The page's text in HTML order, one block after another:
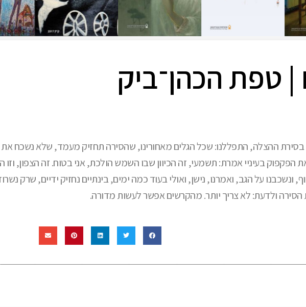
טפת הכהן־ביק
בסירת ההצלה, התפללנו: שכל הגלים מאחורינו, שהסירה תחזיק מעמד, שלא נשכח
הפקפוק בעיניי אמרת: תשמעי, זה הכיוון שבו השמש הולכת, אני בטוח. זה הצפון,
ונשכבנו על הגב, ואמרנו, נישן, ואולי בעוד כמה ימים, בינתיים נחזיק ידיים, שרק
ולדעת: לא צריך יותר. מהקרשים אפשר לעשות מדורה.